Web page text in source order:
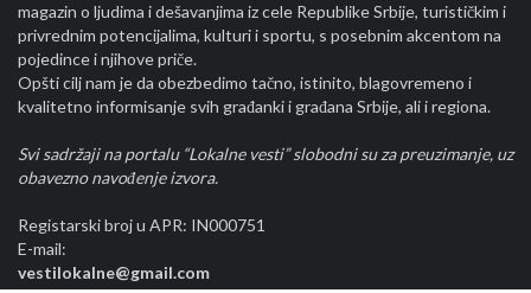
magazin o ljudima i dešavanjima iz cele Republike Srbije, turističkim i
privrednim potencijalima, kulturi i sportu, s posebnim akcentom na
pojedince i njihove priče.
Opšti cilj nam je da obezbedimo tačno, istinito, blagovremeno i
kvalitetno informisanje svih građanki i građana Srbije, ali i regiona.
Svi sadržaji na portalu “Lokalne vesti” slobodni su za preuzimanje, uz
obavezno navođenje izvora.
Registarski broj u APR: IN000751
E-mail:
vestilokalne@gmail.com